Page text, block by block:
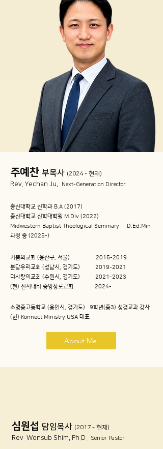
​주예찬 부목사 (2024 - 현재)
Rev. Yechan Ju, Next-Generation Director
총신대학교 신학과 B.A (2017)
총신대학교 신학대학원 M.Div (2022)
Midwestern Baptist Theological Seminary D.Ed.Min
과정 중 (2025-)
기쁨의교회 (용산구, 서울) 2015-2019
분당우리교회 (성남시, 경기도) 2019-2021
더사랑의교회 (수원시, 경기도) 2021-2023
(현) ​신시내티 중앙장로교회 2024-
소명중고등학교 (용인시, 경기도) 9학년(중3) 성경교과 강사
(현) Konnect Ministry USA 대표
About Me
​심원섭 담임목사 (2017 - 현재)
Rev. Wonsub Shim, Ph.D. Senior Pastor